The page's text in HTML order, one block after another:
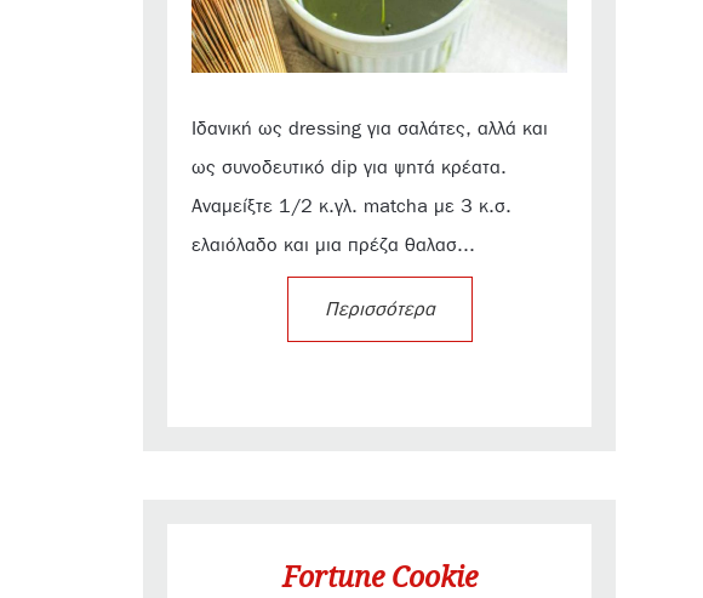
Ιδανική ως dressing για σαλάτες, αλλά και
ως συνοδευτικό dip για ψητά κρέατα.
Αναμείξτε 1/2 κ.γλ. matcha με 3 κ.σ.
ελαιόλαδο και μια πρέζα θαλασ...
Περισσότερα
Fortune Cookie